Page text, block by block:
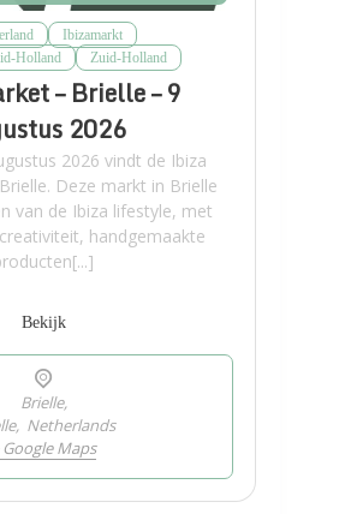
Ibizamarkt
Holland
Zuid-Holland
– Brielle – 9
2026
2026 vindt de Ibiza
Deze markt in Brielle
van de Ibiza lifestyle, met
handgemaakte
Bekijk
Brielle,
, Netherlands
Google Maps